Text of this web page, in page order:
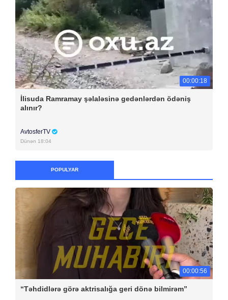
00:00:18
İlisuda Ramramay şəlaləsinə gedənlərdən ödəniş
alınır?
AvtosferTV
Dünən 18:04
POPULYAR
00:00:56
“Təhdidlərə görə aktrisalığa geri dönə bilmirəm”